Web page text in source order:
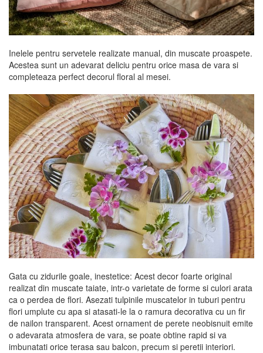
Inelele pentru servetele realizate manual, din muscate proaspete.
Acestea sunt un adevarat deliciu pentru orice masa de vara si
completeaza perfect decorul floral al mesei.
Gata cu zidurile goale, inestetice: Acest decor foarte original
realizat din muscate taiate, intr-o varietate de forme si culori arata
ca o perdea de flori. Asezati tulpinile muscatelor in tuburi pentru
flori umplute cu apa si atasati-le la o ramura decorativa cu un fir
de nailon transparent. Acest ornament de perete neobisnuit emite
o adevarata atmosfera de vara, se poate obtine rapid si va
imbunatati orice terasa sau balcon, precum si peretii interiori.